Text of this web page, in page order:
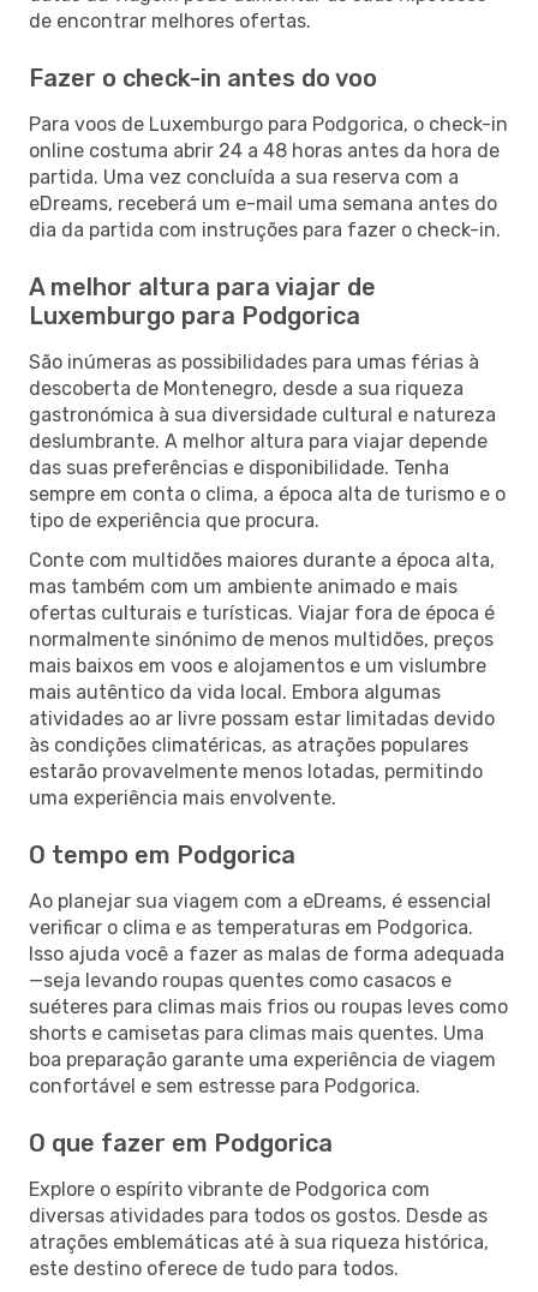
de encontrar melhores ofertas.
Fazer o check-in antes do voo
Para voos de Luxemburgo para Podgorica, o check-in
online costuma abrir 24 a 48 horas antes da hora de
partida. Uma vez concluída a sua reserva com a
eDreams, receberá um e-mail uma semana antes do
dia da partida com instruções para fazer o check-in.
A melhor altura para viajar de
Luxemburgo para Podgorica
São inúmeras as possibilidades para umas férias à
descoberta de Montenegro, desde a sua riqueza
gastronómica à sua diversidade cultural e natureza
deslumbrante. A melhor altura para viajar depende
das suas preferências e disponibilidade. Tenha
sempre em conta o clima, a época alta de turismo e o
tipo de experiência que procura.
Conte com multidões maiores durante a época alta,
mas também com um ambiente animado e mais
ofertas culturais e turísticas. Viajar fora de época é
normalmente sinónimo de menos multidões, preços
mais baixos em voos e alojamentos e um vislumbre
mais autêntico da vida local. Embora algumas
atividades ao ar livre possam estar limitadas devido
às condições climatéricas, as atrações populares
estarão provavelmente menos lotadas, permitindo
uma experiência mais envolvente.
O tempo em Podgorica
Ao planejar sua viagem com a eDreams, é essencial
verificar o clima e as temperaturas em Podgorica.
Isso ajuda você a fazer as malas de forma adequada
—seja levando roupas quentes como casacos e
suéteres para climas mais frios ou roupas leves como
shorts e camisetas para climas mais quentes. Uma
boa preparação garante uma experiência de viagem
confortável e sem estresse para Podgorica.
O que fazer em Podgorica
Explore o espírito vibrante de Podgorica com
diversas atividades para todos os gostos. Desde as
atrações emblemáticas até à sua riqueza histórica,
este destino oferece de tudo para todos.